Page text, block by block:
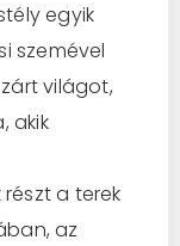
egyik
szemével
világot,
akik
a terek
az